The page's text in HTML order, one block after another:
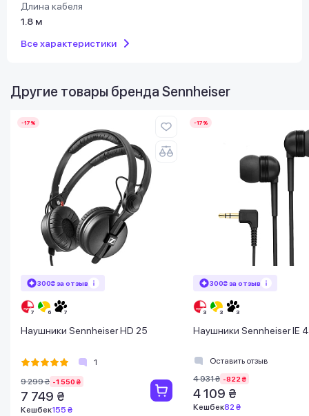
Длина кабеля
1.8 м
Все характеристики
Другие товары бренда Sennheiser
-17%
300₴ за отзыв
Наушники Sennheiser HD 25
1
9 299 ₴ -1 550 ₴
7 749 ₴
Кешбек155 ₴
-17%
300₴ за отзыв
Наушники Sennheiser IE 4
Оставить отзыв
4 931 ₴ -822 ₴
4 109 ₴
Кешбек82 ₴